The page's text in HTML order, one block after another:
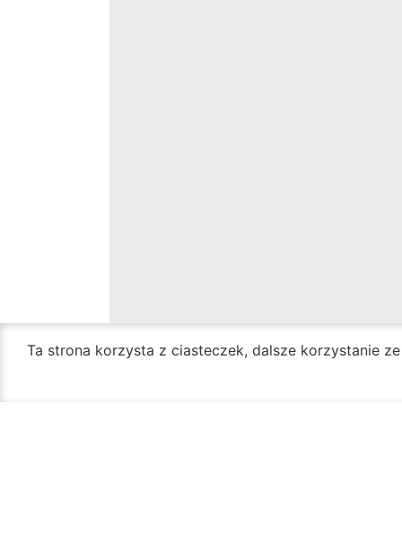
Ta strona korzysta z ciasteczek, dalsze korzystanie